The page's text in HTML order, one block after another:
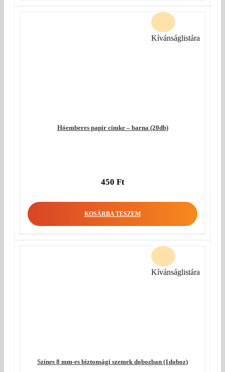
Hóemberes papír címke – barna (20db)
450 Ft
KOSÁRBA TESZEM
Kívánságlistára
Színes 8 mm-es biztonsági szemek dobozban (1doboz)
Kívánságlistára